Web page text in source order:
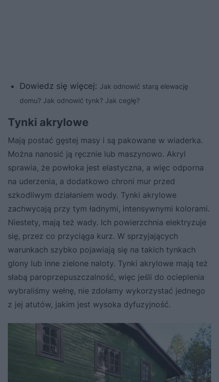
Dowiedz się więcej: Jak odnowić starą elewację
domu? Jak odnowić tynk? Jak cegłę?
Tynki akrylowe
Mają postać gęstej masy i są pakowane w wiaderka.
Można nanosić ją ręcznie lub maszynowo. Akryl
sprawia, że powłoka jest elastyczna, a więc odporna
na uderzenia, a dodatkowo chroni mur przed
szkodliwym działaniem wody. Tynki akrylowe
zachwycają przy tym ładnymi, intensywnymi kolorami.
Niestety, mają też wady. Ich powierzchnia elektryzuje
się, przez co przyciąga kurz. W sprzyjających
warunkach szybko pojawiają się na takich tynkach
glony lub inne zielone naloty. Tynki akrylowe mają też
słabą paroprzepuszczalność, więc jeśli do ocieplenia
wybraliśmy wełnę, nie zdołamy wykorzystać jednego
z jej atutów, jakim jest wysoka dyfuzyjność.